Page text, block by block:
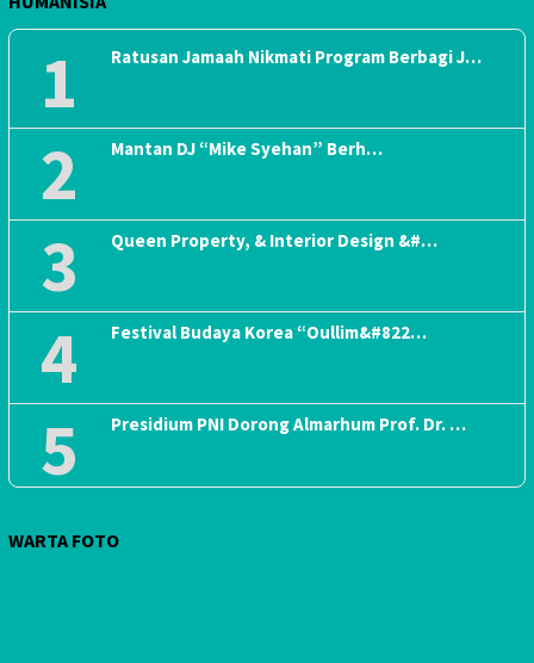
1 Ratusan Jamaah Nikmati Program Berbagi J…
2 Mantan DJ “Mike Syehan” Berh…
3 Queen Property, & Interior Design &#…
4 Festival Budaya Korea “Oullim&#822…
5 Presidium PNI Dorong Almarhum Prof. Dr. …
WARTA FOTO